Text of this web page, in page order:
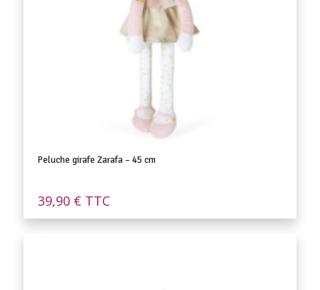
Peluche girafe Zarafa – 45 cm
39,90 € TTC